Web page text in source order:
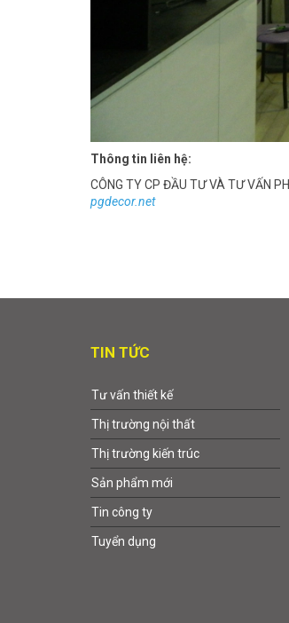
Thông tin liên hệ:
CÔNG TY CP ĐẦU TƯ VÀ TƯ VẤN
pgdecor.net
TIN TỨC
Tư vấn thiết kế
Thị trường nội thất
Thị trường kiến trúc
Sản phẩm mới
Tin công ty
Tuyển dụng